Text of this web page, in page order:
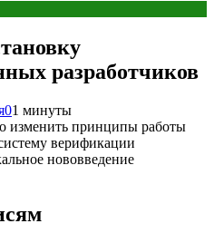
разработчиков
01 минуты
изменить принципы работы
верификации
нововведение